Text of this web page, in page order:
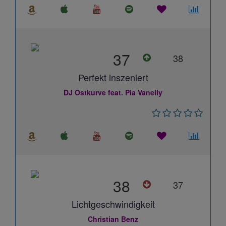
37
38
Perfekt inszeniert
DJ Ostkurve feat. Pia Vanelly
38
37
Lichtgeschwindigkeit
Christian Benz